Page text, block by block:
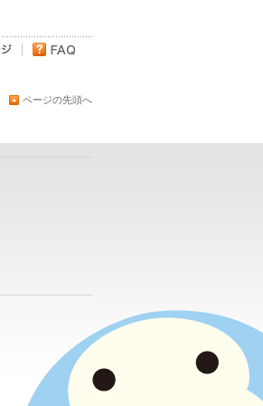
ページの先頭へ